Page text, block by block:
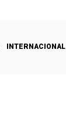
INTERNACIONAL